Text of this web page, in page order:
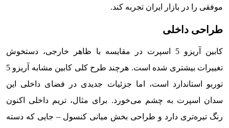
موفقی را در بازار ایران تجربه کند.
طراحی داخلی
کابین آریزو 5 اسپرت در مقایسه با ظاهر خارجی، دستخوش
تغییرات بیشتری شده است. هرچند طرح کلی کابین مشابه آریزو 5
توربو استاندارد است، اما جزئیات جدیدی در فضای داخلی این
سدان اسپرت به چشم می‌خورد. برای مثال، تریم داخلی اکنون
رنگ تیره‌تری دارد و طراحی بخش میانی کنسول – جایی که دسته